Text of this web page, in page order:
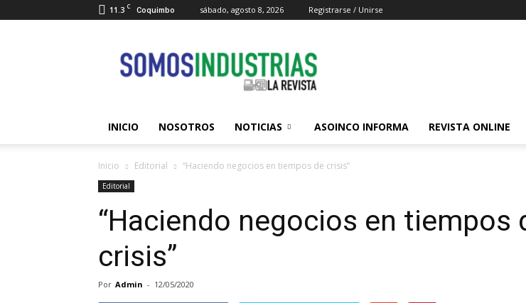
11.3 C Coquimbo sábado, agosto 8, 2026 Registrarse / Unirse
Industrias
INICIO NOSOTROS NOTICIAS ASOINCO INFORMA REVISTA ONLINE
Inicio Editorial “Haciendo negocios en tiempos de crisis”
Editorial
“Haciendo negocios en tiempos
crisis”
Por Admin - 12/05/2020